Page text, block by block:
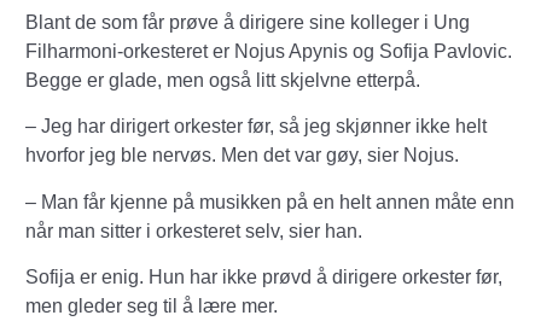
Blant de som får prøve å dirigere sine kolleger i Ung
Filharmoni-orkesteret er Nojus Apynis og Sofija Pavlovic.
Begge er glade, men også litt skjelvne etterpå.
– Jeg har dirigert orkester før, så jeg skjønner ikke helt
hvorfor jeg ble nervøs. Men det var gøy, sier Nojus.
– Man får kjenne på musikken på en helt annen måte enn
når man sitter i orkesteret selv, sier han.
Sofija er enig. Hun har ikke prøvd å dirigere orkester før,
men gleder seg til å lære mer.